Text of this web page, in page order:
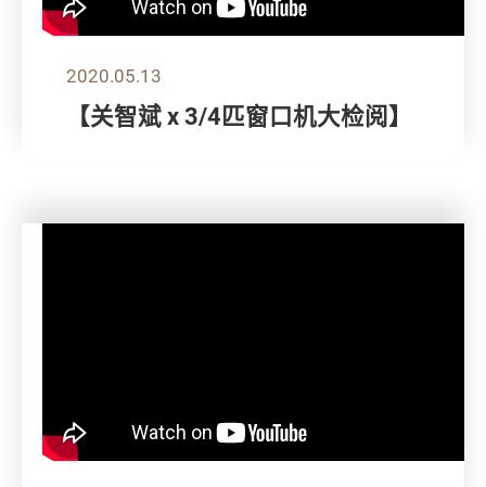
2020.05.13
【关智斌 x 3/4匹窗口机大检阅】